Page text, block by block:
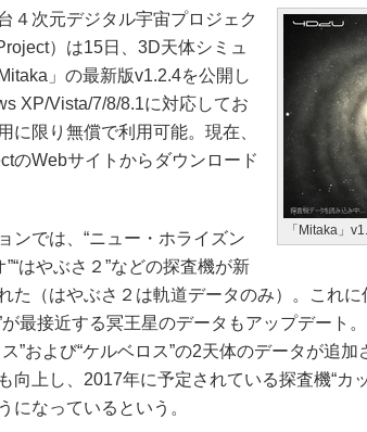
「Mitaka」
４次元デジタル宇宙プロジェク
）は15日、3D天体シミュ
」の最新版v1.2.4を公開し
XP/Vista/7/8/8.1に対応してお
に限り無償で利用可能。現在、
のWebサイトからダウンロード
ンでは、“ニュー・ホライズン
”“はやぶさ２”などの探査機が新
た（はやぶさ２は軌道データのみ）。これに
が最接近する冥王星のデータもアップデート
”および“ケルベロス”の2天体のデータが追
向上し、2017年に予定されている探査機“カ
になっているという。